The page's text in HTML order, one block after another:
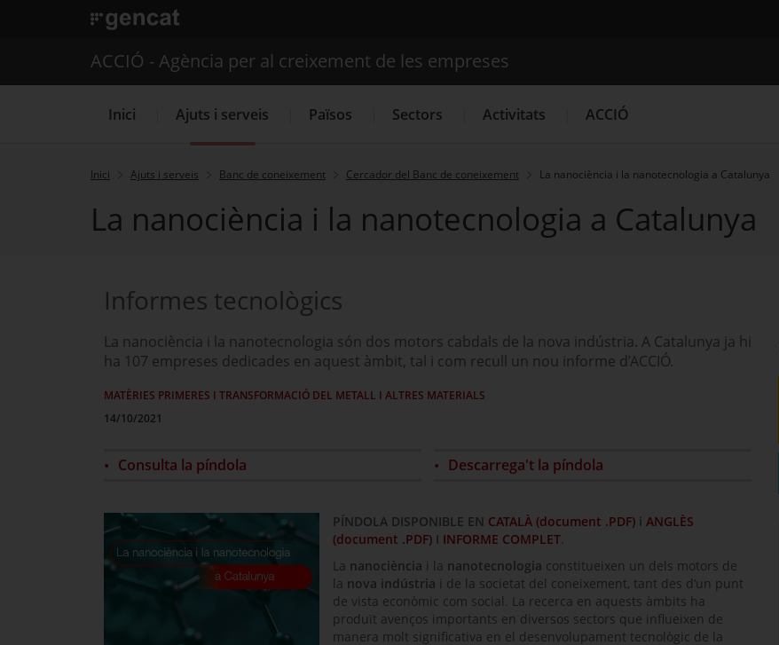
. Obre en una nova finestra.
Cercador
Serveis d'internacionalització Serveis d'innovació Convocatòries d'ajuts obertes
ACCIÓ - Agència per al creixement de les empreses
Inici Ajuts i serveis Països Sectors Activitats ACCIÓ
Inici Ajuts i serveis Banc de coneixement Cercador del Banc de coneixement La nanociència i la nanotecnologia a Catalunya
La nanociència i la nanotecnologia a Catalunya
Informes tecnològics
La nanociència i la nanotecnologia són dos motors cabdals de la nova indústria. A Catalunya ja hi
ha 107 empreses dedicades en aquest àmbit, tal i com recull un nou informe d’ACCIÓ.
MATÈRIES PRIMERES I TRANSFORMACIÓ DEL METALL I ALTRES MATERIALS
14/10/2021
Consulta la píndola Descarrega't la píndola
PÍNDOLA DISPONIBLE EN CATALÀ (document .PDF) i ANGLÈS
(document .PDF) I INFORME COMPLET
La nanociència i la nanotecnologia constitueixen un dels motors de
la nova indústria i de la societat del coneixement, tant des d’un punt
de vista econòmic com social. La recerca en aquests àmbits ha
produït avenços importants en diversos sectors que influeixen de
manera molt significativa en el desenvolupament tecnològic de la